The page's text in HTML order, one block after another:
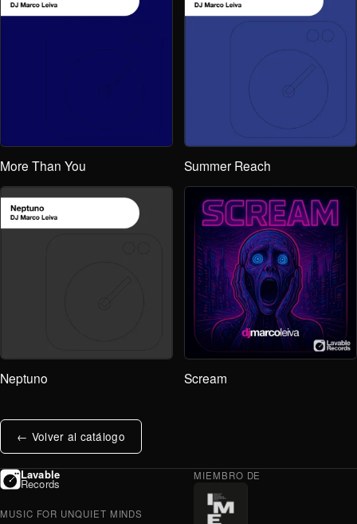
More Than You Summer Reach
Neptuno Scream
← Volver al catálogo
Lavable
Records
MUSIC FOR UNQUIET MINDS
MIEMBRO DE